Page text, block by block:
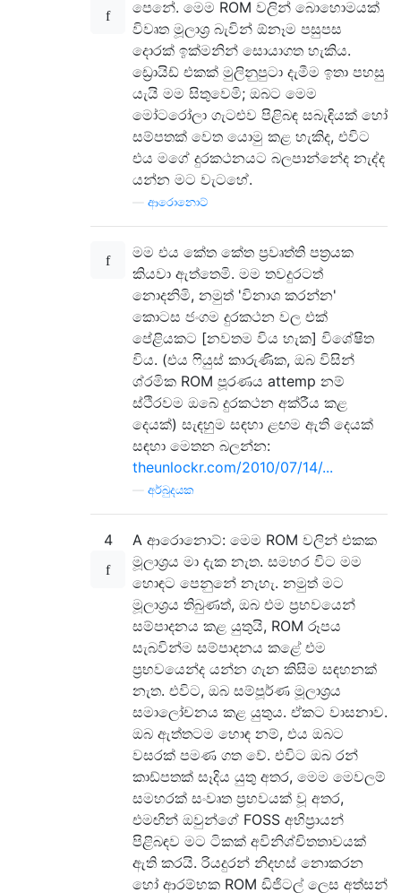
පෙනේ. මෙම ROM වලින් බොහොමයක්
විවෘත මූලාශ්‍ර බැවින් ඕනෑම පසුපස
දොරක් ඉක්මනින් සොයාගත හැකිය.
ඩ්‍රොයිඩ් එකක් මුලිනුපුටා දැමීම ඉතා පහසු
යැයි මම සිතුවෙමි; ඔබට මෙම
මෝටරෝලා ගැටළුව පිළිබඳ සබැඳියක් හෝ
සම්පතක් වෙත යොමු කළ හැකිද, එවිට
එය මගේ දුරකථනයට බලපාන්නේද නැද්ද
යන්න මට වැටහේ.
ආරොනොට්
මම එය කේත කේත ප්‍රවෘත්ති පත්‍රයක
කියවා ඇත්තෙමි. මම තවදුරටත්
නොදනිමි, නමුත් 'විනාශ කරන්න'
කොටස ජංගම දුරකථන වල එක්
පේළියකට [නවතම විය හැක] විශේෂිත
විය. (එය ෆියුස් කාරුණික, ඔබ විසින්
ශ්රමික ROM පූරණය attemp නම්
ස්ථිරවම ඔබේ දුරකථන අක්රීය කළ
දෙයක්) සැඳහුම සඳහා ළඟම ඇති දෙයක්
සඳහා මෙතන බලන්න:
theunlockr.com/2010/07/14/...
අර්බුදයක
4
A ආරොනොට්: මෙම ROM වලින් එකක
මූලාශ්‍රය මා දැක නැත. සමහර විට මම
හොඳට පෙනුනේ නැහැ. නමුත් මට
මූලාශ්‍රය තිබුණත්, ඔබ එම ප්‍රභවයෙන්
සම්පාදනය කළ යුතුයි, ROM රූපය
සැබවින්ම සම්පාදනය කළේ එම
ප්‍රභවයෙන්ද යන්න ගැන කිසිම සඳහනක්
නැත. එවිට, ඔබ සම්පූර්ණ මූලාශ්‍රය
සමාලෝචනය කළ යුතුය. ඒකට වාසනාව.
ඔබ ඇත්තටම හොඳ නම්, එය ඔබට
වසරක් පමණ ගත වේ. එවිට ඔබ රන්
කාඩ්පතක් සෑදිය යුතු අතර, මෙම මෙවලම්
සමහරක් සංවෘත ප්‍රභවයක් වූ අතර,
එමඟින් ඔවුන්ගේ FOSS අභිප්‍රායන්
පිළිබඳව මට ටිකක් අවිනිශ්චිතතාවයක්
ඇති කරයි. රියදුරන් නිදහස් නොකරන
හෝ ආරම්භක ROM ඩිජිටල් ලෙස අත්සන්